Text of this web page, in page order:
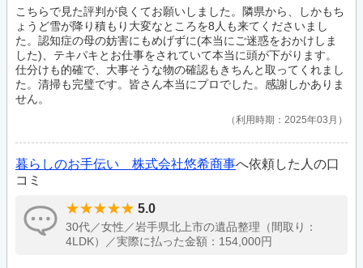
こちらで見た評判が良くてお願いしました。隣県から、しかもち
ょうど雪が降り積もり大変なところを8人も来てくださいまし
た。認知症の母の妨害にもめげずに(本当にご迷惑をおかけしま
した)、テキパキとお仕事をされていて本当に頭が下がります。
仕分けも的確で、大事そうな物の確認もきちんと取ってくれまし
た。清掃も完璧です。皆さん本当にプロでした。感謝しかありま
せん。
利用時期：2025年03月
暮らしのお手伝い 株式会社悠希商事へ依頼した人の口
コミ
5.0
30代／女性／岩手県北上市の遺品整理（間取り：
4LDK）／実際に払った金額：154,000円